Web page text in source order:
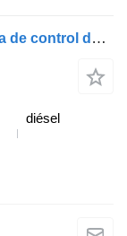
WABCO FE (01.06-) 4728800200 válvula de control de freno para Volvo FL, FE (2005-2014) cabeza tractora
diésel